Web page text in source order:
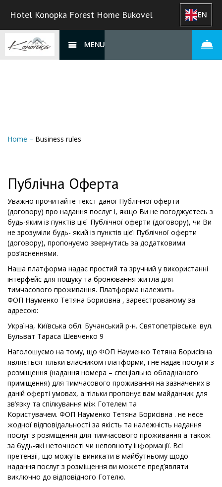
Hotel Konopka Forest Home Bukovel EN
MENU
Home – Business rules
Публічна Оферта
Уважно прочитайте текст даної Публічної оферти
(договору) про надання послуг і, якщо Ви не погоджуєтесь з
будь-яким із пунктів цієї Публічної оферти (договору), чи Ви
не зрозуміли будь- який із пунктів цієї Публічної оферти
(договору), пропонуємо звернутись за додатковими
роз’ясненнями.
Наша платформа надає простий та зручний у використанні
інтерфейс для пошуку та бронювання житла для
тимчасового проживання. Платформа належить
ФОП Науменко Тетяна Борисівна , зареєстрованому за
адресою:
Україна, Київська обл. Бучанський р-н. Святопетрівське. вул.
Бульват Тараса Шевченко 9
Наголошуємо на тому, що ФОП Науменко Тетяна Борисівна
являється тільки власником платформи, і не надає послуги з
розміщення (надання номера – спеціально обладнаного
приміщення) для тимчасового проживання на зазначених в
даній оферті умовах, а тільки пропонує вам майданчик для
зв’язку та спілкування між Готелем та
Користувачем. ФОП Науменко Тетяна Борисівна . не несе
жодної відповідальності за якість та належність надання
послуг з розміщення для тимчасового проживання а також
за будь-які неточності чи неповноту інформації. Всі
претензії, що можуть виникати в майбутньому щодо
надання послуг з розміщення ви можете пред’являти
виключно до відповідного Готелю.